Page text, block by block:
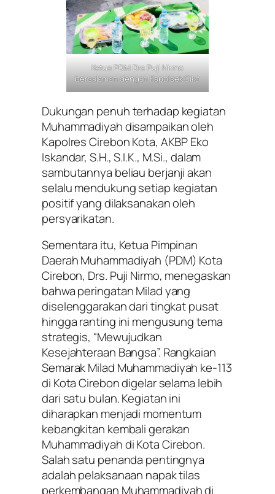
Ketua PDM Drs Puji Nirmo
bersalaman dengan Kapolsek Ciko
Dukungan penuh terhadap kegiatan
Muhammadiyah disampaikan oleh
Kapolres Cirebon Kota, AKBP Eko
Iskandar, S.H., S.I.K., M.Si., dalam
sambutannya beliau berjanji akan
selalu mendukung setiap kegiatan
positif yang dilaksanakan oleh
persyarikatan.
Sementara itu, Ketua Pimpinan
Daerah Muhammadiyah (PDM) Kota
Cirebon, Drs. Puji Nirmo, menegaskan
bahwa peringatan Milad yang
diselenggarakan dari tingkat pusat
hingga ranting ini mengusung tema
strategis, “Mewujudkan
Kesejahteraan Bangsa”. Rangkaian
Semarak Milad Muhammadiyah ke-113
di Kota Cirebon digelar selama lebih
dari satu bulan. Kegiatan ini
diharapkan menjadi momentum
kebangkitan kembali gerakan
Muhammadiyah di Kota Cirebon.
Salah satu penanda pentingnya
adalah pelaksanaan napak tilas
perkembangan Muhammadiyah di